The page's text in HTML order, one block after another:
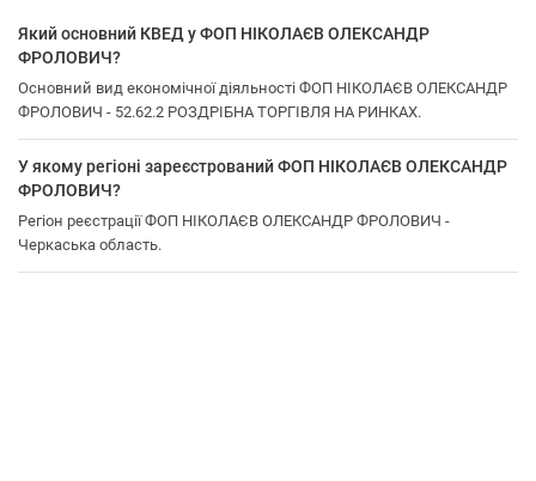
Який основний КВЕД у ФОП НІКОЛАЄВ ОЛЕКСАНДР
ФРОЛОВИЧ?
Основний вид економічної діяльності ФОП НІКОЛАЄВ ОЛЕКСАНДР
ФРОЛОВИЧ - 52.62.2 РОЗДРІБНА ТОРГІВЛЯ НА РИНКАХ.
У якому регіоні зареєстрований ФОП НІКОЛАЄВ ОЛЕКСАНДР
ФРОЛОВИЧ?
Регіон реєстрації ФОП НІКОЛАЄВ ОЛЕКСАНДР ФРОЛОВИЧ -
Черкаська область.